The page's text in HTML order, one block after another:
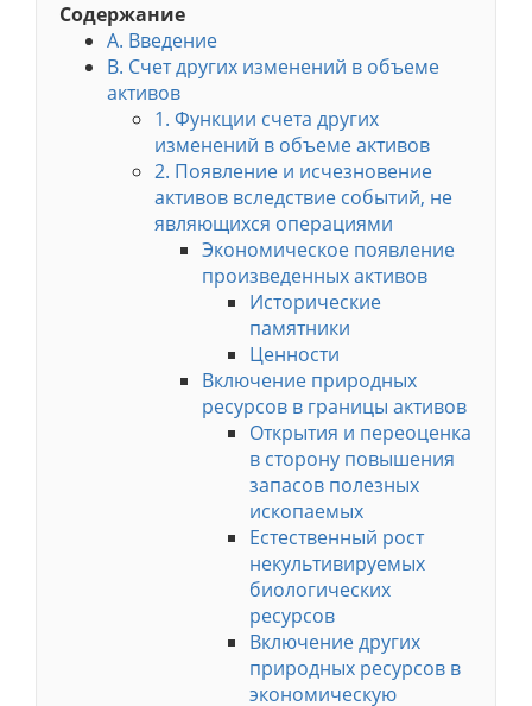
Содержание
A. Введение
B. Счет других изменений в объеме
активов
1. Функции счета других
изменений в объеме активов
2. Появление и исчезновение
активов вследствие событий, не
являющихся операциями
Экономическое появление
произведенных активов
Исторические
памятники
Ценности
Включение природных
ресурсов в границы активов
Открытия и переоценка
в сторону повышения
запасов полезных
ископаемых
Естественный рост
некультивируемых
биологических
ресурсов
Включение других
природных ресурсов в
экономическую